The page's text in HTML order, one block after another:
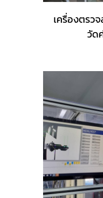
เครื่องตร
วัด